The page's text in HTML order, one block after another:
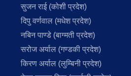
सुजन राई (कोशी प्रदेश)
दिपु वर्णवाल (मधेश प्रदेश)
नबिन पाण्डे (बाग्मती प्रदेश)
सरोज अर्याल (गण्डकी प्रदेश)
किरण अर्याल (लुम्बिनी प्रदेश)